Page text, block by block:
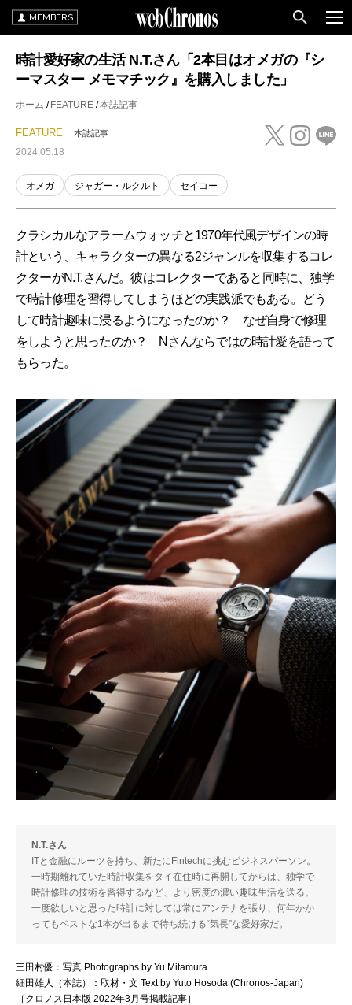
MEMBERS
時計愛好家の生活 N.T.さん「2本目はオメガの『シ
ーマスター メモマチック』を購入しました」
ホーム FEATURE 本誌記事
FEATURE 本誌記事
2024.05.18
オメガ ジャガー・ルクルト セイコー
クラシカルなアラームウォッチと1970年代風デザインの時
計という、キャラクターの異なる2ジャンルを収集するコレ
クターがN.T.さんだ。彼はコレクターであると同時に、独学
で時計修理を習得してしまうほどの実践派でもある。どう
して時計趣味に浸るようになったのか？ なぜ自身で修理
をしようと思ったのか？ Nさんならではの時計愛を語って
もらった。
N.T.さん
ITと金融にルーツを持ち、新たにFintechに挑むビジネスパーソン。
一時期離れていた時計収集をタイ在住時に再開してからは、独学で
時計修理の技術を習得するなど、より密度の濃い趣味生活を送る。
一度欲しいと思った時計に対しては常にアンテナを張り、何年かか
ってもベストな1本が出るまで待ち続ける“気長”な愛好家だ。
三田村優：写真 Photographs by Yu Mitamura
細田雄人（本誌）：取材・文 Text by Yuto Hosoda (Chronos-Japan)
［クロノス日本版 2022年3月号掲載記事］